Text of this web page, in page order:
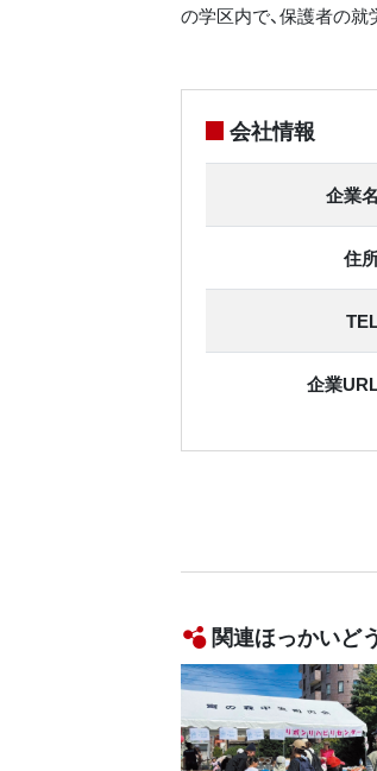
の学区内で、保護者の就
会社情報
企業名
住
企業
関連ほっかいど